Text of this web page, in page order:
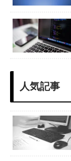
人気記事